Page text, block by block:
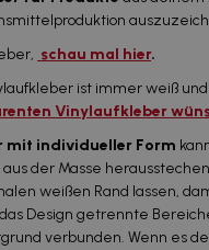
schau mal hier.
ist immer weiß
Vinylaufkleber
mit individueller Form
der Masse
weißen Rand lassen,
Design getrennte
verbunden. Wenn es